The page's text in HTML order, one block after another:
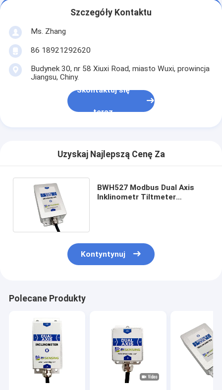
Szczegóły Kontaktu
Ms. Zhang
86 18921292620
Budynek 30, nr 58 Xiuxi Road, miasto Wuxi, prowincja
Jiangsu, Chiny.
Skontaktuj się
teraz
Uzyskaj Najlepszą Cenę Za
BWH527 Modbus Dual Axis
Inklinometr Tiltmeter
Kontyntynuj
Polecane Produkty